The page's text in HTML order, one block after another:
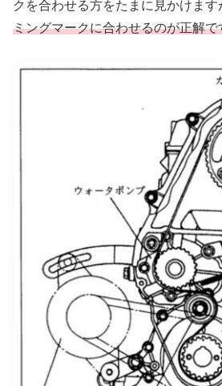
クを合わせる方をたまに見かけます
ミングマークに合わせるのが正解で